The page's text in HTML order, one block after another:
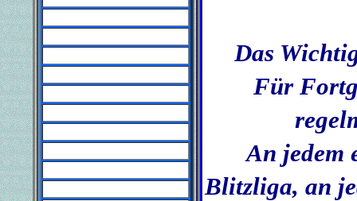
Das
Für
An jedem
Blitzliga, an